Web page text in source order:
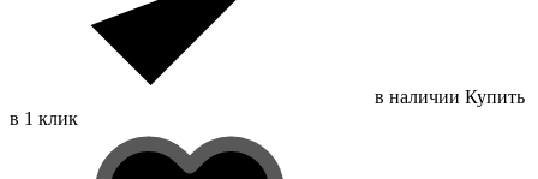
в наличии Купить
в 1 клик